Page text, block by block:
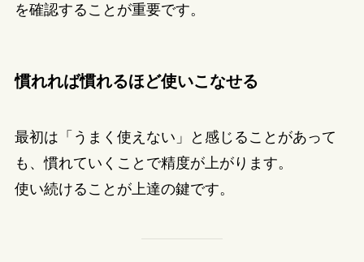
を確認することが重要です。
慣れれば慣れるほど使いこなせる
最初は「うまく使えない」と感じることがあって
も、慣れていくことで精度が上がります。
使い続けることが上達の鍵です。